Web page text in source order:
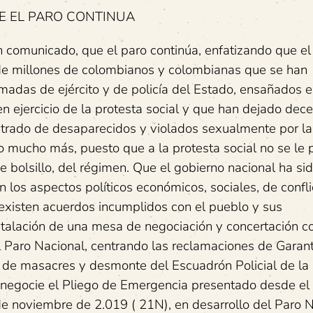
EL PARO CONTINUA
que el paro continúa, enfatizando que
millones de colombianos y colombianas que se han
de ejército y de policía del Estado, ensañados
ejercicio de la protesta social y que han dejado
de desaparecidos y violados sexualmente por
más, puesto que a la protesta social no se le
bolsillo, del régimen. Que el gobierno nacional ha
aspectos políticos económicos, sociales, de
acuerdos incumplidos con el pueblo y sus
de una mesa de negociación y concertación
Nacional, centrando las reclamaciones de
masacres y desmonte del Escuadrón Policial de la
el Pliego de Emergencia presentado desde el
noviembre de 2.019 ( 21N), en desarrollo del Paro